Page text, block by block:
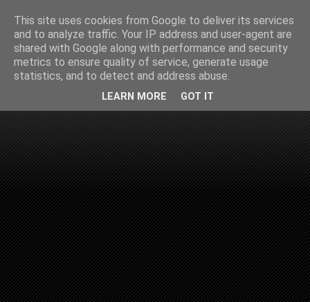
This site uses cookies from Google to deliver its services
and to analyze traffic. Your IP address and user-agent are
shared with Google along with performance and security
metrics to ensure quality of service, generate usage
statistics, and to detect and address abuse.
LEARN MORE GOT IT